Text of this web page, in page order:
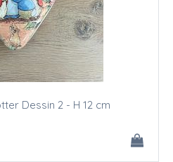
Dessin 2 - H 12 cm